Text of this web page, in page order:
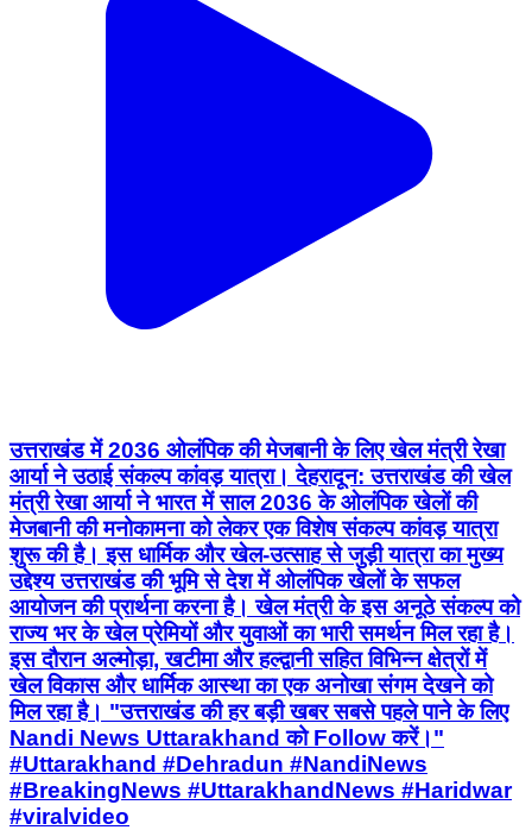
उत्तराखंड में 2036 ओलंपिक की मेजबानी के लिए खेल मंत्री रेखा
आर्या ने उठाई संकल्प कांवड़ यात्रा। देहरादून: उत्तराखंड की खेल
मंत्री रेखा आर्या ने भारत में साल 2036 के ओलंपिक खेलों की
मेजबानी की मनोकामना को लेकर एक विशेष संकल्प कांवड़ यात्रा
शुरू की है। इस धार्मिक और खेल-उत्साह से जुड़ी यात्रा का मुख्य
उद्देश्य उत्तराखंड की भूमि से देश में ओलंपिक खेलों के सफल
आयोजन की प्रार्थना करना है। खेल मंत्री के इस अनूठे संकल्प को
राज्य भर के खेल प्रेमियों और युवाओं का भारी समर्थन मिल रहा है।
इस दौरान अल्मोड़ा, खटीमा और हल्द्वानी सहित विभिन्न क्षेत्रों में
खेल विकास और धार्मिक आस्था का एक अनोखा संगम देखने को
मिल रहा है। "उत्तराखंड की हर बड़ी खबर सबसे पहले पाने के लिए
Nandi News Uttarakhand को Follow करें।"
#Uttarakhand #Dehradun #NandiNews
#BreakingNews #UttarakhandNews #Haridwar
#viralvideo